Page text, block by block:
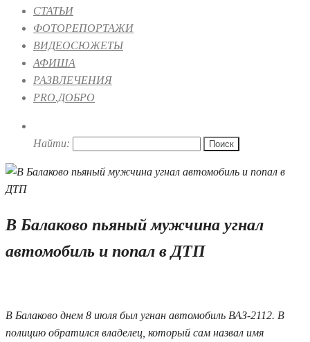
СТАТЬИ
ФОТОРЕПОРТАЖИ
ВИДЕОСЮЖЕТЫ
АФИША
РАЗВЛЕЧЕНИЯ
PRO.ДОБРО
Найти:
В Балаково пьяный мужчина угнал
автомобиль и попал в ДТП
В Балаково днем 8 июля был угнан автомобиль ВАЗ-2112. В
полицию обратился владелец, который сам назвал имя